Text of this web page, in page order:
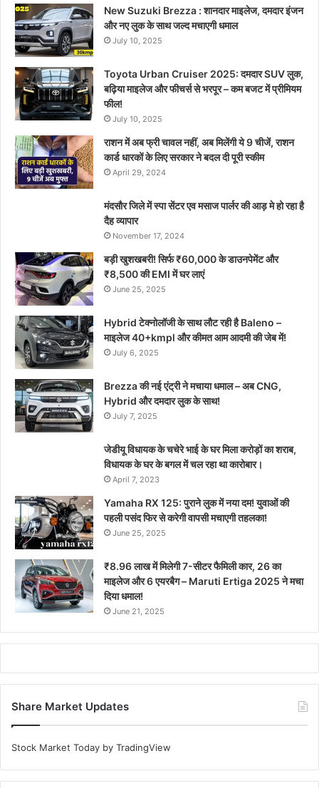
New Suzuki Brezza : शानदार माइलेज, दमदार इंजन
और नए लुक के साथ जल्द मचाएगी धमाल
July 10, 2025
Toyota Urban Cruiser 2025: दमदार SUV लुक,
बढ़िया माइलेज और फीचर्स से भरपूर – कम बजट में प्रीमियम
फील!
July 10, 2025
राशन में अब फ्री चावल नहीं, अब मिलेंगी ये 9 चीजें, राशन
कार्ड धारकों के लिए सरकार ने बदल दी पूरी स्कीम
April 29, 2024
मंदसौर जिले में स्पा सेंटर एव मसाज पार्लर की आड़ मे हो रहा है
दैह व्यापार
November 17, 2024
बड़ी खुशखबरी! सिर्फ ₹60,000 के डाउनपेमेंट और
₹8,500 की EMI में घर लाएं
June 25, 2025
Hybrid टेक्नोलॉजी के साथ लौट रही है Baleno –
माइलेज 40+kmpl और कीमत आम आदमी की जेब में!
July 6, 2025
Brezza की नई एंट्री ने मचाया धमाल – अब CNG,
Hybrid और दमदार लुक के साथ!
July 7, 2025
जेडीयू विधायक के चचेरे भाई के घर मिला करोड़ों का शराब,
विधायक के घर के बगल में चल रहा था कारोबार।
April 7, 2023
Yamaha RX 125: पुराने लुक में नया दम! युवाओं की
पहली पसंद फिर से करेगी वापसी मचाएगी तहलका!
June 25, 2025
₹8.96 लाख में मिलेगी 7-सीटर फैमिली कार, 26 का
माइलेज और 6 एयरबैग – Maruti Ertiga 2025 ने मचा
दिया धमाल!
June 21, 2025
Share Market Updates
Stock Market Today by TradingView